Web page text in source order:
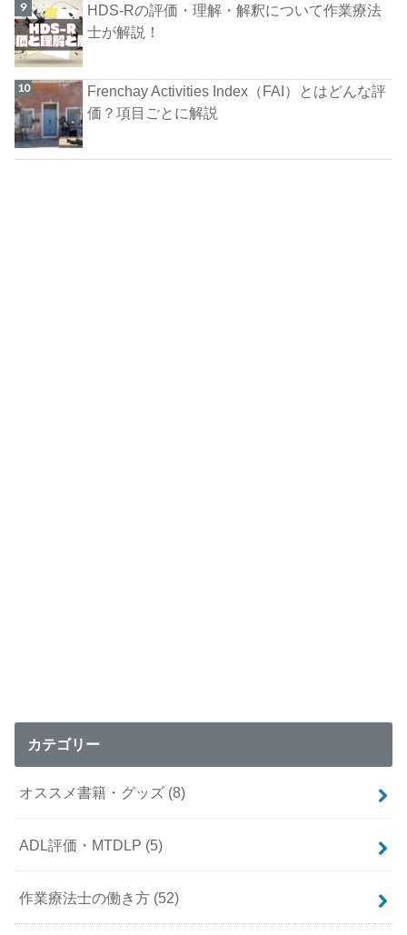
HDS-Rの評価・理解・解釈について作業療法
士が解説！
Frenchay Activities Index（FAI）とはどんな評
価？項目ごとに解説
カテゴリー
オススメ書籍・グッズ (8)
ADL評価・MTDLP (5)
作業療法士の働き方 (52)